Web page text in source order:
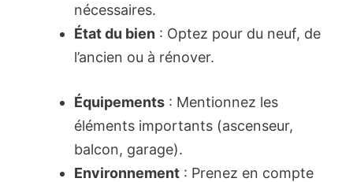
nécessaires.
État du bien : Optez pour du neuf, de
l’ancien ou à rénover.
Équipements : Mentionnez les
éléments importants (ascenseur,
balcon, garage).
Environnement : Prenez en compte